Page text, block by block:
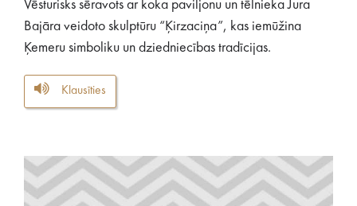
Vēsturisks sēravots ar koka paviljonu un tēlnieka Jura
Bajāra veidoto skulptūru “Ķirzaciņa”, kas iemūžina
Ķemeru simboliku un dziedniecības tradīcijas.
Klausīties